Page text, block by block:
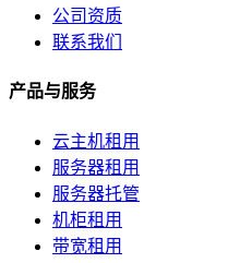
公司资质
联系我们
产品与服务
云主机租用
服务器租用
服务器托管
机柜租用
带宽租用